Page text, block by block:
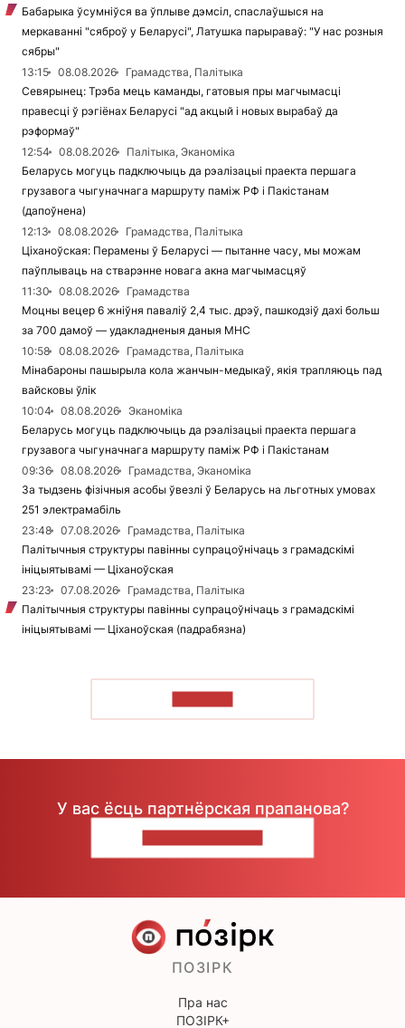
Бабарыка ўсумніўся ва ўплыве дэмсіл, спаслаўшыся на
меркаванні "сяброў у Беларусі", Латушка парыраваў: "У нас розныя
сябры"
13:15
08.08.2026
Грамадства, Палітыка
Севярынец: Трэба мець каманды, гатовыя пры магчымасці
правесці ў рэгіёнах Беларусі "ад акцый і новых вырабаў да
рэформаў"
12:54
08.08.2026
Палітыка, Эканоміка
Беларусь могуць падключыць да рэалізацыі праекта першага
грузавога чыгуначнага маршруту паміж РФ і Пакістанам
(дапоўнена)
12:13
08.08.2026
Грамадства, Палітыка
Ціханоўская: Перамены ў Беларусі — пытанне часу, мы можам
паўплываць на стварэнне новага акна магчымасцяў
11:30
08.08.2026
Грамадства
Моцны вецер 6 жніўня паваліў 2,4 тыс. дрэў, пашкодзіў дахі больш
за 700 дамоў — удакладненыя даныя МНС
10:58
08.08.2026
Грамадства, Палітыка
Мінабароны пашырыла кола жанчын-медыкаў, якія трапляюць пад
вайсковы ўлік
10:04
08.08.2026
Эканоміка
Беларусь могуць падключыць да рэалізацыі праекта першага
грузавога чыгуначнага маршруту паміж РФ і Пакістанам
09:36
08.08.2026
Грамадства, Эканоміка
За тыдзень фізічныя асобы ўвезлі ў Беларусь на льготных умовах
251 электрамабіль
23:48
07.08.2026
Грамадства, Палітыка
Палітычныя структуры павінны супрацоўнічаць з грамадскімі
ініцыятывамі — Ціханоўская
23:23
07.08.2026
Грамадства, Палітыка
Палітычныя структуры павінны супрацоўнічаць з грамадскімі
ініцыятывамі — Ціханоўская (падрабязна)
У вас ёсць партнёрская прапанова?
ПОЗІРК
Пра нас
ПОЗІРК+